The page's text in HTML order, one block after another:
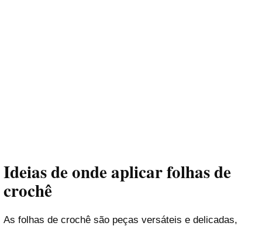
Ideias de onde aplicar folhas de
crochê
As folhas de crochê são peças versáteis e delicadas,